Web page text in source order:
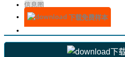
信息图
下载免费样本
下